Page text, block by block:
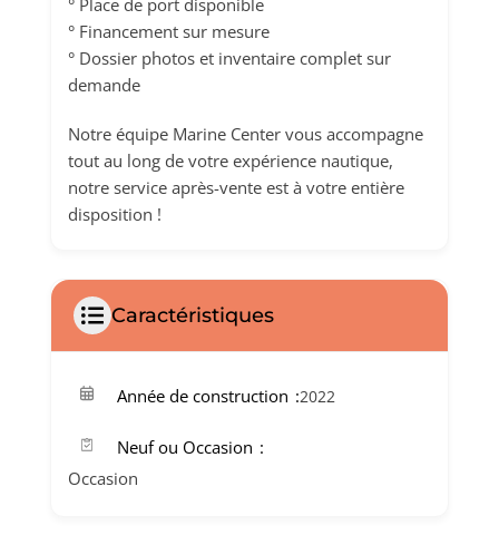
° Place de port disponible
° Financement sur mesure
° Dossier photos et inventaire complet sur
demande
Notre équipe Marine Center vous accompagne
tout au long de votre expérience nautique,
notre service après-vente est à votre entière
disposition !
Caractéristiques
Année de construction 2022
Neuf ou Occasion
Occasion